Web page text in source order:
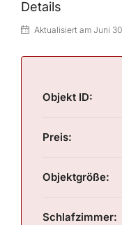
Details
Aktualisiert am Juni
Objekt ID:
Preis:
Objektgröße:
Schlafzimmer: